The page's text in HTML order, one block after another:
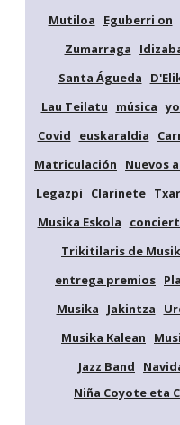
Mutiloa
Eguberri on
Zumarraga
Santa Águeda
Lau Teilatu
música
Covid
euskaraldia
Matriculación
Nuevos
Legazpi
Clarinete
Musika Eskola
Trikitilaris de
entrega premios
Musika
Jakintza
Musika Kalean
Jazz Band
Niña Coyote eta